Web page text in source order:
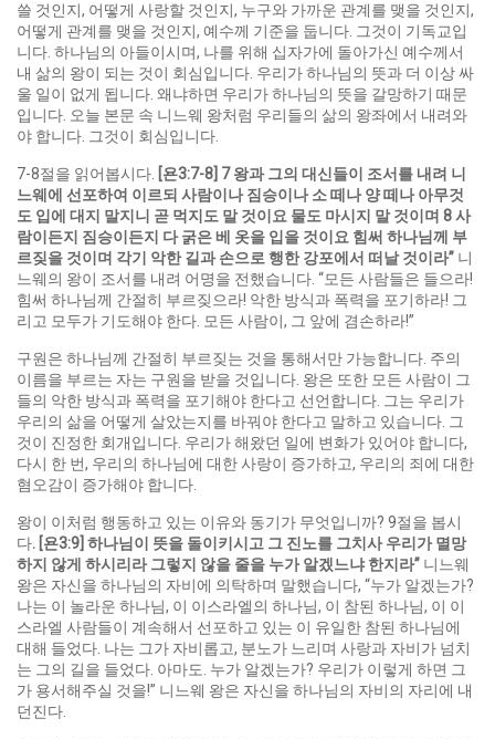
쓸 것인지, 어떻게 사랑할 것인지, 누구와 가까운 관계를 맺을 것인지,
어떻게 관계를 맺을 것인지, 예수께 기준을 둡니다. 그것이 기독교입
니다. 하나님의 아들이시며, 나를 위해 십자가에 돌아가신 예수께서
내 삶의 왕이 되는 것이 회심입니다. 우리가 하나님의 뜻과 더 이상 싸
울 일이 없게 됩니다. 왜냐하면 우리가 하나님의 뜻을 갈망하기 때문
입니다. 오늘 본문 속 니느웨 왕처럼 우리들의 삶의 왕좌에서 내려와
야 합니다. 그것이 회심입니다.
7-8절을 읽어봅시다. 욘3:7-8] 7왕과 그의 대신들이 조서를 내려 니
느웨에 선포하여 이르되 사람이나 짐승이나 소 떼나 양 떼나 아무것
도 입에 대지 말지니 곧 먹지도 말 것이요 물도 마시지 말 것이며 8사
람이든지 짐승이든지 다 굵은 베 옷을 입을 것이요 힘써 하나님께 부
르짖을 것이며 각기 악한 길과 손으로 행한 강포에서 떠날 것이라” 니
느웨의 왕이 조서를 내려 어명을 전했습니다. “모든 사람들은 들으라!
힘써 하나님께 간절히 부르짖으라! 악한 방식과 폭력을 포기하라! 그
리고 모두가 기도해야 한다. 모든 사람이, 그 앞에 겸손하라!”
구원은 하나님께 간절히 부르짖는 것을 통해서만 가능합니다. 주의
이름을 부르는 자는 구원을 받을 것입니다. 왕은 또한 모든 사람이 그
들의 악한 방식과 폭력을 포기해야 한다고 선언합니다. 그는 우리가
우리의 삶을 어떻게 살았는지를 바꿔야 한다고 말하고 있습니다. 그
것이 진정한 회개입니다. 우리가 해왔던 일에 변화가 있어야 합니다,
다시 한 번, 우리의 하나님에 대한 사랑이 증가하고, 우리의 죄에 대한
혐오감이 증가해야 합니다.
왕이 이처럼 행동하고 있는 이유와 동기가 무엇입니까? 9절을 봅시
다. [ 욘3:9] 하나님이 뜻을 돌이키시고 그 진노를 그치사 우리가 멸망
하지 않게 하시리라 그렇지 않을 줄을 누가 알겠느냐 한지라” 니느웨
왕은 자신을 하나님의 자비에 의탁하며 말했습니다, “누가 알겠는가?
나는 이 놀라운 하나님, 이 이스라엘의 하나님, 이 참된 하나님, 이 이
스라엘 사람들이 계속해서 선포하고 있는 이 유일한 참된 하나님에
대해 들었다. 나는 그가 자비롭고, 분노가 느리며 사랑과 자비가 넘치
는 그의 길을 들었다. 아마도. 누가 알겠는가? 우리가 이렇게 하면 그
가 용서해주실 것을!” 니느웨 왕은 자신을 하나님의 자비의 자리에 내
던진다.